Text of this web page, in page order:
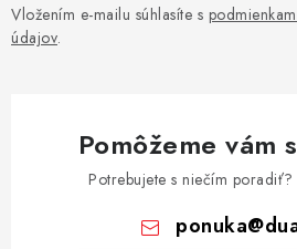
Vložením e-mailu súhlasíte s
údajov.
Pomôžeme vám
Potrebujete s niečím poradiť?
ponuka@